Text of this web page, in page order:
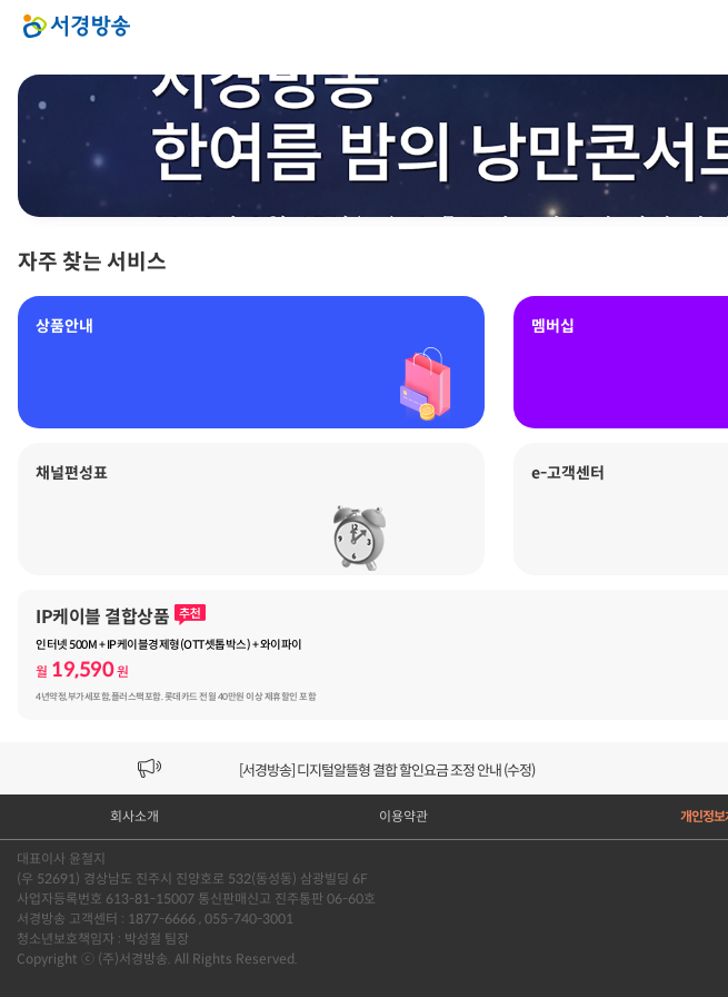
자주 찾는 서비스
상품안내 멤버십
채널편성표 e-고객센터
IP케이블 결합상품
인터넷 500M + IP케이블경제형(OTT셋톱박스) + 와이파이
월 19,590 원
4년약정,부가세포함,플러스팩포함. 롯데카드 전월 40만원 이상 제휴할인 포함
[서경방송] 디지털알뜰형 결합 할인요금 조정 안내 (수정)
[공지] 개인정보처리방침 (Ver2.15) 개정의 건 (7/1)
[VOD공지] 청춘초이스 이용금액 변경 안내
[서경방송] 일부 채널편성 변경 안내의 건 (7/22)
회사소개 이용약관 개인정보
대표이사 윤철지
(우 52691) 경상남도 진주시 진양호로 532(동성동) 삼광빌딩 6F
사업자등록번호 613-81-15007 통신판매신고 진주통판 06-60호
서경방송 고객센터 : 1877-6666 , 055-740-3001
청소년보호책임자 : 박성철 팀장
Copyright ⓒ (주)서경방송. All Rights Reserved.